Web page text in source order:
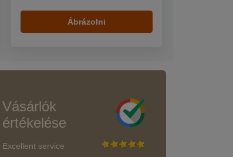
Ábrázolni
Vásárlók
értékelése
Excellent service